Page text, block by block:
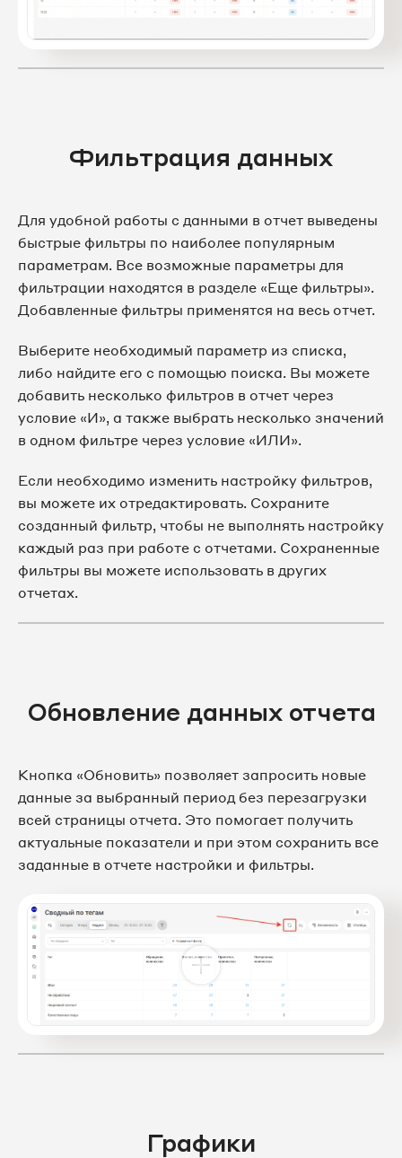
Фильтрация данных
Для удобной работы с данными в отчет выведены
быстрые фильтры по наиболее популярным
параметрам. Все возможные параметры для
фильтрации находятся в разделе «Еще фильтры».
Добавленные фильтры применятся на весь отчет.
Выберите необходимый параметр из списка,
либо найдите его с помощью поиска. Вы можете
добавить несколько фильтров в отчет через
условие «И», а также выбрать несколько значений
в одном фильтре через условие «ИЛИ».
Если необходимо изменить настройку фильтров,
вы можете их отредактировать. Сохраните
созданный фильтр, чтобы не выполнять настройку
каждый раз при работе с отчетами. Сохраненные
фильтры вы можете использовать в других
отчетах.
Обновление данных отчета
Кнопка «Обновить» позволяет запросить новые
данные за выбранный период без перезагрузки
всей страницы отчета. Это помогает получить
актуальные показатели и при этом сохранить все
заданные в отчете настройки и фильтры.
Графики